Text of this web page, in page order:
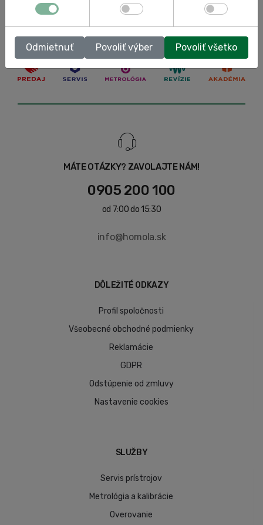
MÁTE OTÁZKY? ZAVOLAJTE NÁM!
0905 200 100
od 7:00 do 15:30
info@homola.sk
DÔLEŽITÉ ODKAZY
Profil spoločnosti
Všeobecné obchodné podmienky
Reklamácie
GDPR
Odstúpenie od zmluvy
Nastavenie cookies
SLUŽBY
Servis prístrojov
Metrológia a kalibrácie
Overovanie
Odmietnuť Povoliť výber Povoliť všetko